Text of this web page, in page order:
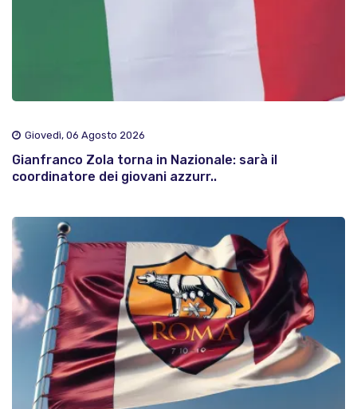
Giovedì, 06 Agosto 2026
Gianfranco Zola torna in Nazionale: sarà il
coordinatore dei giovani azzurr..